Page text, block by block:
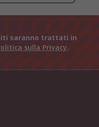
saranno trattati in
sulla Privacy.